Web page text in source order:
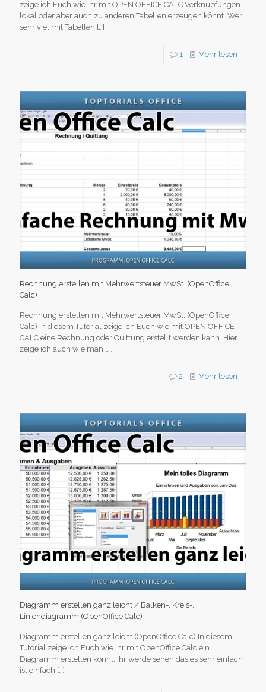
zeige ich Euch wie Ihr mit OPEN OFFICE CALC Verknüpfungen
lokal oder aber auch zu anderen Tabellen erzeugen könnt. Wer
sehr viel mit Tabellen […]
1 Mehr lesen
Rechnung erstellen mit Mehrwertsteuer MwSt. (OpenOffice
Calc)
Rechnung erstellen mit Mehrwertsteuer MwSt. (OpenOffice
Calc) In diesem Tutorial zeige ich Euch wie mit OPEN OFFICE
CALC eine Rechnung oder Quittung erstellt werden kann. Hier
zeige ich auch wie man […]
2 Mehr lesen
Diagramm erstellen ganz leicht / Balken-, Kreis-,
Liniendiagramm (OpenOffice Calc)
Diagramm erstellen ganz leicht (OpenOffice Calc) In diesem
Tutorial zeige ich Euch wie Ihr mit OpenOffice Calc ein
Diagramm erstellen könnt. Ihr werde sehen das es sehr einfach
ist einfach […]